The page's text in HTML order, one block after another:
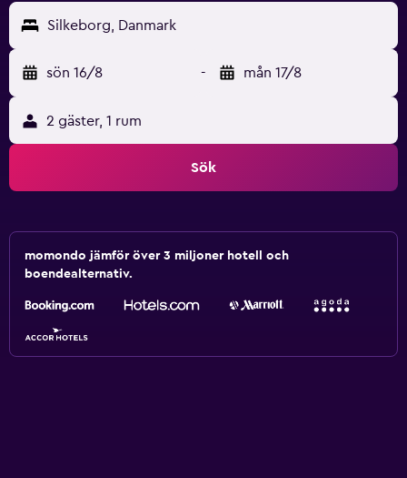
Silkeborg, Danmark
sön 16/8 - mån 17/8
2 gäster, 1 rum
Sök
momondo jämför över 3 miljoner hotell och
boendealternativ.